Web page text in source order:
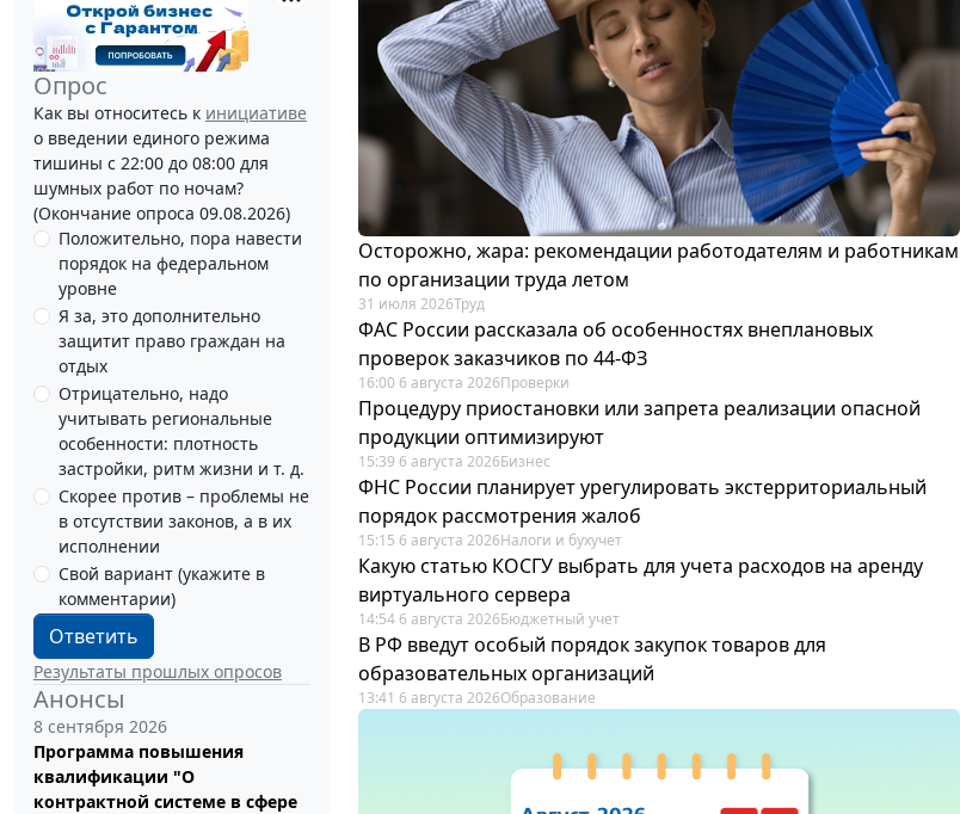
Опрос
Как вы относитесь к инициативе
о введении единого режима
тишины с 22:00 до 08:00 для
шумных работ по ночам?
(Окончание опроса 09.08.2026)
Положительно, пора навести
порядок на федеральном
уровне
Я за, это дополнительно
защитит право граждан на
отдых
Отрицательно, надо
учитывать региональные
особенности: плотность
застройки, ритм жизни и т. д.
Скорее против – проблемы не
в отсутствии законов, а в их
исполнении
Свой вариант (укажите в
комментарии)
Ответить
Результаты прошлых опросов
Анонсы
8 сентября 2026
Программа повышения
квалификации "О
контрактной системе в сфере
Осторожно, жара: рекомендации работодателям и работникам
по организации труда летом
31 июля 2026Труд
ФАС России рассказала об особенностях внеплановых
проверок заказчиков по 44-ФЗ
16:00 6 августа 2026Проверки
Процедуру приостановки или запрета реализации опасной
продукции оптимизируют
15:39 6 августа 2026Бизнес
ФНС России планирует урегулировать экстерриториальный
порядок рассмотрения жалоб
15:15 6 августа 2026Налоги и бухучет
Какую статью КОСГУ выбрать для учета расходов на аренду
виртуального сервера
14:54 6 августа 2026Бюджетный учет
В РФ введут особый порядок закупок товаров для
образовательных организаций
13:41 6 августа 2026Образование